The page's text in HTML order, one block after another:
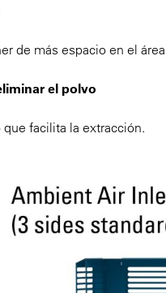
de más espacio en el
el polvo
facilita la extracción.